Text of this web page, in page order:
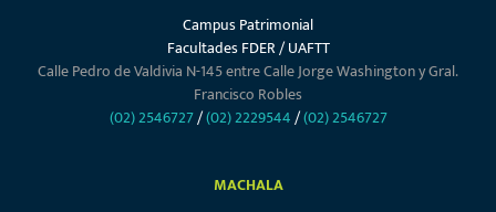
Campus Patrimonial
Facultades FDER / UAFTT
Calle Pedro de Valdivia N-145 entre Calle Jorge Washington y Gral.
Francisco Robles
(02) 2546727/(02) 2229544/(02) 2546727
MACHALA